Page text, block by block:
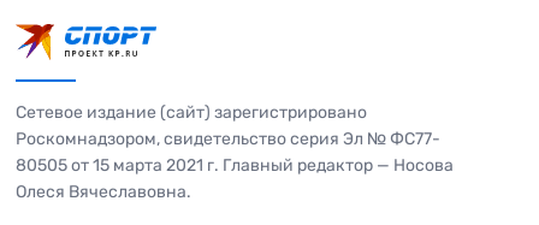
Сетевое издание (сайт) зарегистрировано
Роскомнадзором, свидетельство серия Эл № ФС77-
80505 от 15 марта 2021 г. Главный редактор — Носова
Олеся Вячеславовна.